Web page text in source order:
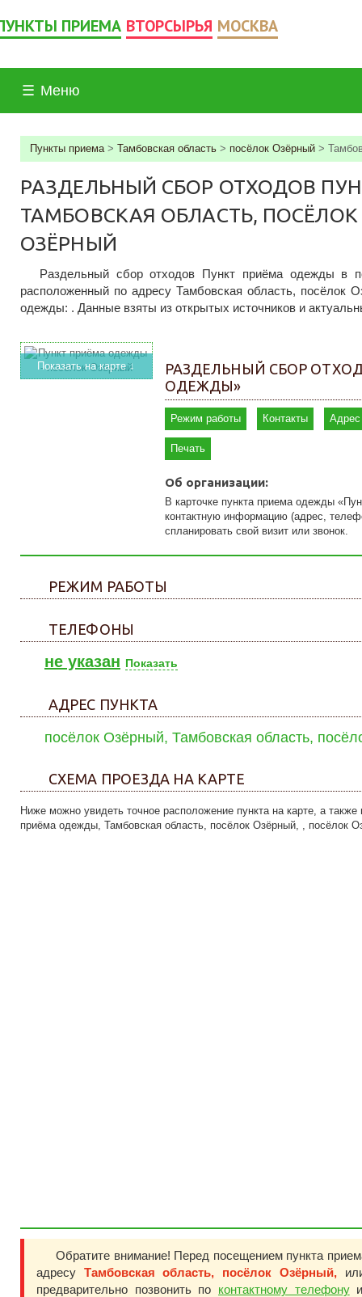
ПРИЕМА ВТОРСЫРЬЯ МОСКВА
☰ Меню
Пункты приема> Тамбовская область > посёлок Озёрный >
РАЗДЕЛЬНЫЙ СБОР ОТХОДОВ
ТАМБОВСКАЯ ОБЛАСТЬ,
ОЗЁРНЫЙ
Раздельный сбор отходов Пункт приёма одежды в
расположенный по адресу Тамбовская область, посёлок
одежды: . Данные взяты из открытых источников и
Показать на карте ↓
РАЗДЕЛЬНЫЙ СБОР
ОДЕЖДЫ»
Режим работы Контакты Адрес
Печать
Об организации:
В карточке пункта приема одежды
контактную информацию (адрес,
спланировать свой визит или звонок.
РЕЖИМ РАБОТЫ
ТЕЛЕФОНЫ
не указан Показать
АДРЕС ПУНКТА
посёлок Озёрный, Тамбовская область,
СХЕМА ПРОЕЗДА НА КАРТЕ
Ниже можно увидеть точное расположение пункта на карте, а
приёма одежды, Тамбовская область, посёлок Озёрный, , посёлок
Обратите внимание! Перед посещением пункта
адресу Тамбовская область, посёлок Озёрный,
предварительно позвонить по контактному телефонуи